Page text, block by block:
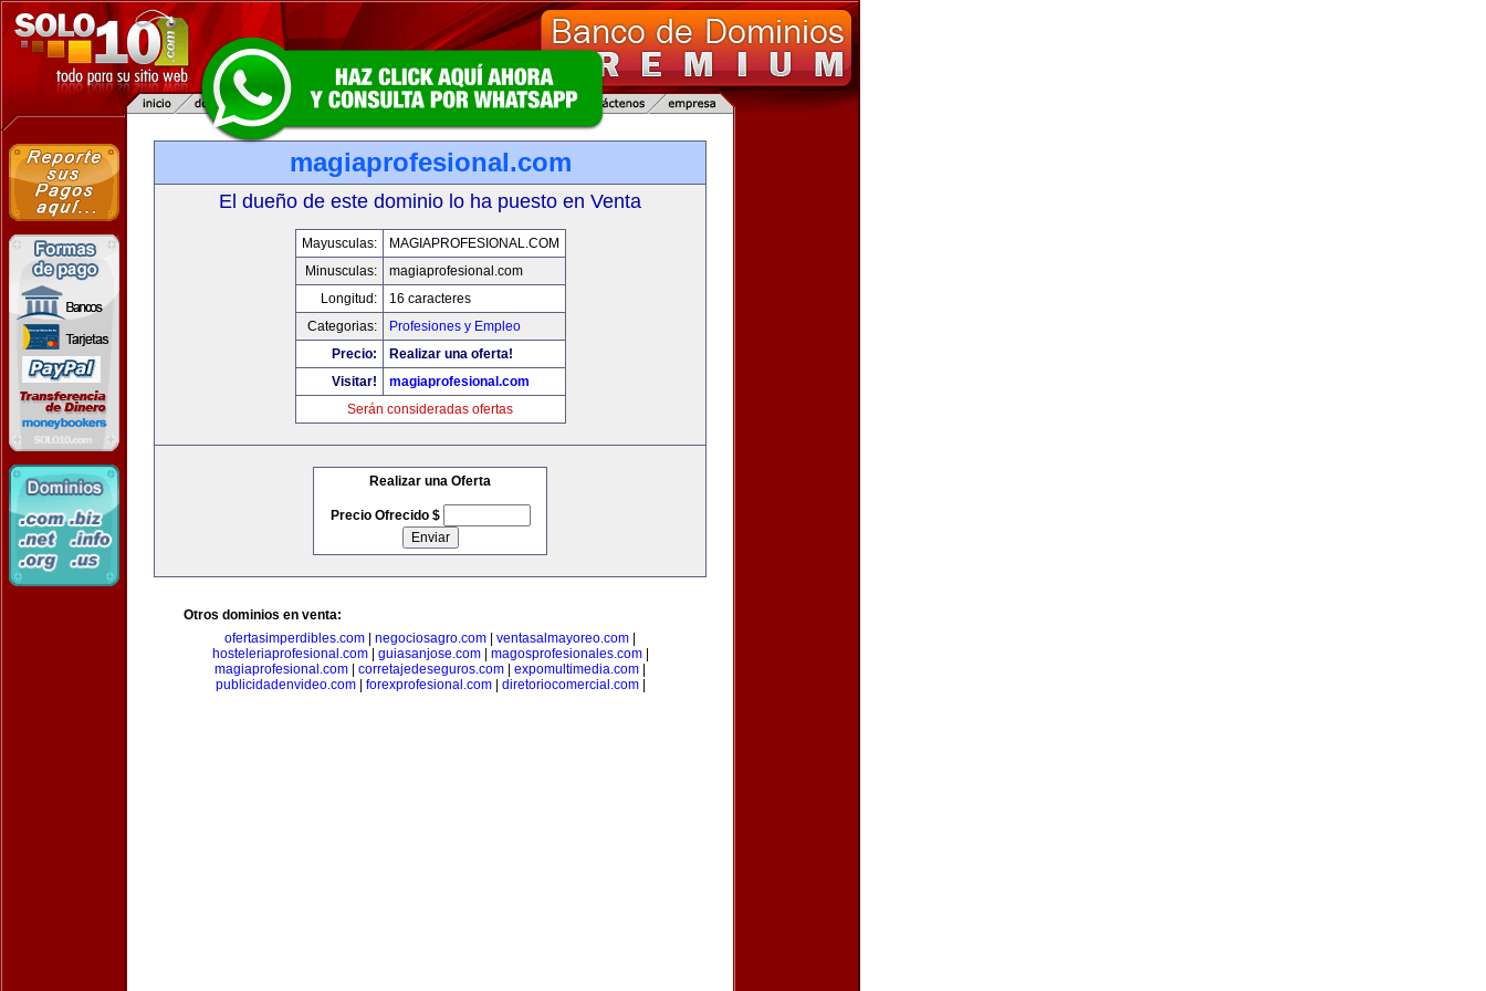
magiaprofesional.com
El dueño de este dominio lo ha puesto en Venta
Mayusculas:
MAGIAPROFESIONAL.COM
Minusculas:
magiaprofesional.com
Longitud:
16 caracteres
Categorias:
Profesiones y Empleo
Precio:
Realizar una oferta!
Visitar!
magiaprofesional.com
Serán consideradas ofertas
Realizar una Oferta
Precio Ofrecido $
Otros dominios en venta:
ofertasimperdibles.com
negociosagro.com ventasalmayoreo.com
hosteleriaprofesional.com| guiasanjose.com| magosprofesionales.com|
magiaprofesional.com
corretajedeseguros.com expomultimedia.com
publicidadenvideo.com| forexprofesional.com| diretoriocomercial.com|